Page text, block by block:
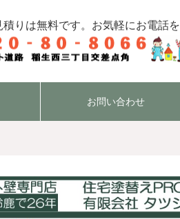
お問い合わせ
積りは無料です。お気軽にお電話を